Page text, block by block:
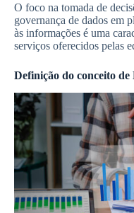
O foco na tomada de
governança de dados em
às informações é uma
serviços oferecidos pelas
Definição do conceito de